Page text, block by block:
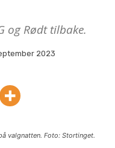
og Rødt tilbake.
2023
valgnatten. Foto: Stortinget.